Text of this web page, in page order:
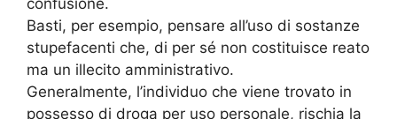
Basti, per esempio, pensare all’uso di sostanze
stupefacenti che, di per sé non costituisce reato
ma un illecito amministrativo.
Generalmente, l’individuo che viene trovato in
possesso di droga per uso personale, rischia la